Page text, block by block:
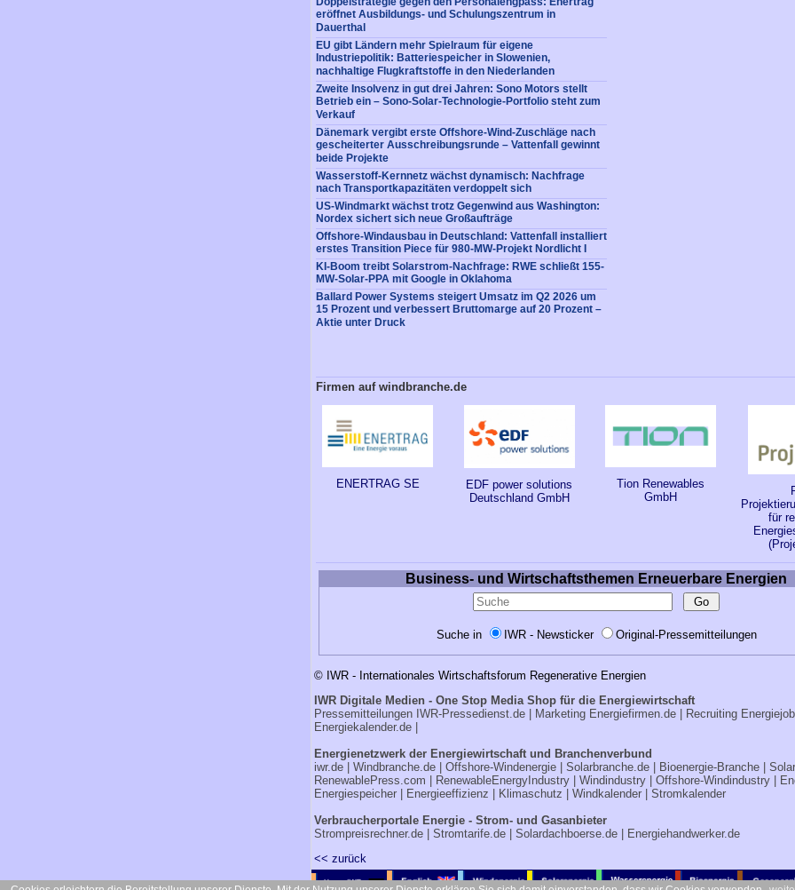
eröffnet Ausbildungs- und Schulungszentrum in
Dauerthal
EU gibt Ländern mehr Spielraum für eigene
Industriepolitik: Batteriespeicher in Slowenien,
nachhaltige Flugkraftstoffe in den Niederlanden
Zweite Insolvenz in gut drei Jahren: Sono Motors stellt
Betrieb ein – Sono-Solar-Technologie-Portfolio steht zum
Verkauf
Dänemark vergibt erste Offshore-Wind-Zuschläge nach
gescheiterter Ausschreibungsrunde – Vattenfall gewinnt
beide Projekte
Wasserstoff-Kernnetz wächst dynamisch: Nachfrage
nach Transportkapazitäten verdoppelt sich
US-Windmarkt wächst trotz Gegenwind aus Washington:
Nordex sichert sich neue Großaufträge
Offshore-Windausbau in Deutschland: Vattenfall installiert
erstes Transition Piece für 980-MW-Projekt Nordlicht I
KI-Boom treibt Solarstrom-Nachfrage: RWE schließt 155-
MW-Solar-PPA mit Google in Oklahoma
Ballard Power Systems steigert Umsatz im Q2 2026 um
15 Prozent und verbessert Bruttomarge auf 20 Prozent –
Aktie unter Druck
Firmen auf windbranche.de
ENERTRAG SE
EDF power solutions
Deutschland GmbH
Tion Renewables
GmbH
für
Business- und Wirtschaftsthemen Erneuerbare Energien
Suche in IWR - Newsticker Original-Pressemitteilungen
© IWR - Internationales Wirtschaftsforum Regenerative Energien
IWR Digitale Medien - One Stop Media Shop für die Energiewirtschaft
Pressemitteilungen IWR-Pressedienst.de | Marketing Energiefirmen.de | Recruiting
Energiekalender.de
Energienetzwerk der Energiewirtschaft und Branchenverbund
iwr.de
Windbranche.de Offshore-Windenergie Solarbranche.de Bioenergie-Branche
RenewablePress.com
RenewableEnergyIndustry Windindustry Offshore-Windindustry |
Energiespeicher
Energieeffizienz Klimaschutz Windkalender
Stromkalender
Verbraucherportale Energie - Strom- und Gasanbieter
Strompreisrechner.de
Stromtarife.de Solardachboerse.de
Energiehandwerker.de
<< zurück